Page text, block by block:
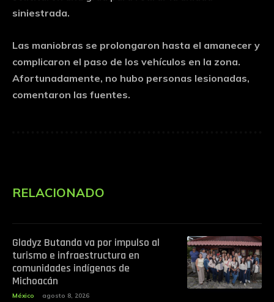
siniestrada.
Las maniobras se prolongaron hasta el amanecer y
complicaron el paso de los vehículos en la zona.
Afortunadamente, no hubo personas lesionadas,
comentaron las fuentes.
RELACIONADO
Gladyz Butanda va por impulso al
turismo e infraestructura en
comunidades indígenas de
Michoacán
México agosto 8, 2026